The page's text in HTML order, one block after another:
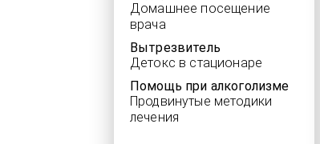
Домашнее посещение
врача
Вытрезвитель
Детокс в стационаре
Помощь при алкоголизме
Продвинутые методики
лечения